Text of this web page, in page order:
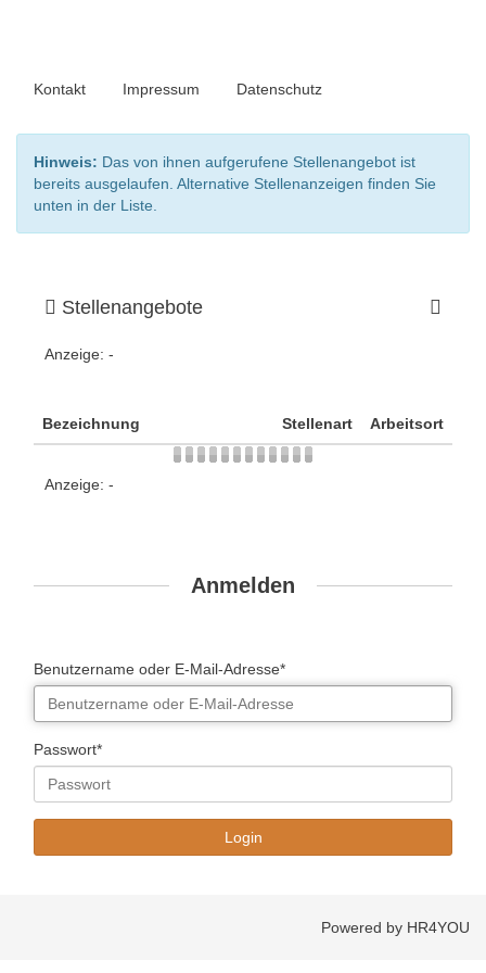
Kontakt Impressum Datenschutz
Hinweis: Das von ihnen aufgerufene Stellenangebot ist
bereits ausgelaufen. Alternative Stellenanzeigen finden Sie
unten in der Liste.
Stellenangebote
Anzeige: -
Bezeichnung Stellenart Arbeitsort
Anzeige: -
Anmelden
Benutzername oder E-Mail-Adresse*
Passwort*
Powered by HR4YOU